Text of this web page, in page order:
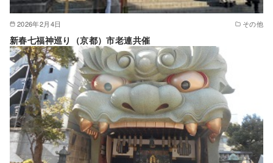
2026年2月4日 その他
新春七福神巡り（京都）市老連共催